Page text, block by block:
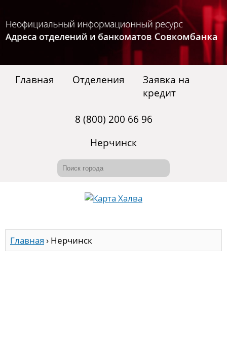
Главная Отделения
Заявка на
кредит
8 (800) 200 66 96
Нерчинск
Главная › Нерчинск